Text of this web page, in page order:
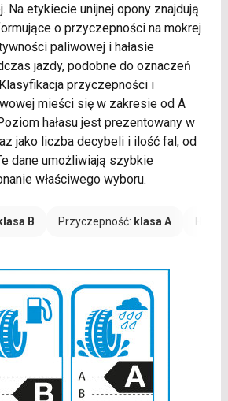
Na etykiecie unijnej opony znajdują
o przyczepności na mokrej
paliwowej i hałasie
jazdy, podobne do oznaczeń
przyczepności i
mieści się w zakresie od A
hałasu jest prezentowany w
jako liczba decybeli i ilość fal, od
dane umożliwiają szybkie
właściwego wyboru.
klasa B Przyczepność: klasa A Hałas: